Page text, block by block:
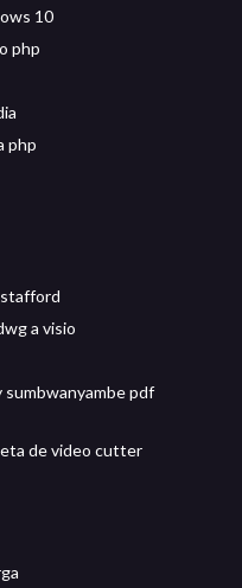
10
php
php
a visio
sumbwanyambe pdf
de video cutter